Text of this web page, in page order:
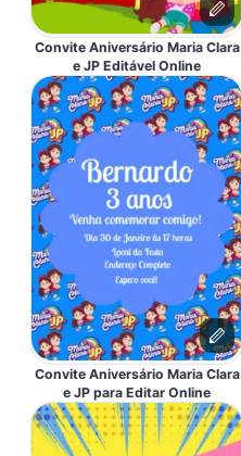
Convite Aniversário Maria Clara
e JP Editável Online
Convite Aniversário Maria Clara
e JP para Editar Online